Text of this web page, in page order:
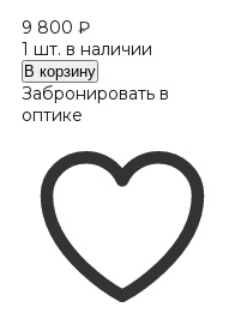
9 800 ₽
1 шт. в наличии
Количество
Guess
GJ
48
В корзину
Забронировать в
оптике